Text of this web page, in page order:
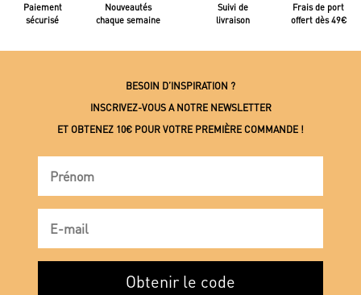
Paiement
sécurisé
Nouveautés
chaque semaine
Suivi de
livraison
Frais de port
offert dès 49€
BESOIN D’INSPIRATION ?
INSCRIVEZ-VOUS A NOTRE NEWSLETTER
ET OBTENEZ 10€ POUR VOTRE PREMIÈRE COMMANDE !
Obtenir le code